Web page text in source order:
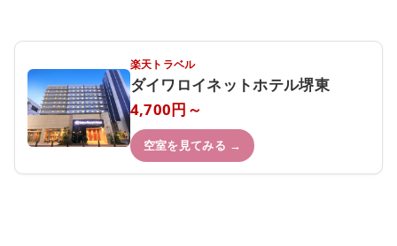
楽天トラベル
ダイワロイネットホテル堺東
4,700円～
空室を見てみる →